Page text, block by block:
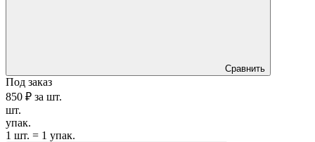
Сравнить
Под заказ
850 ₽ за шт.
шт.
упак.
1 шт. = 1 упак.